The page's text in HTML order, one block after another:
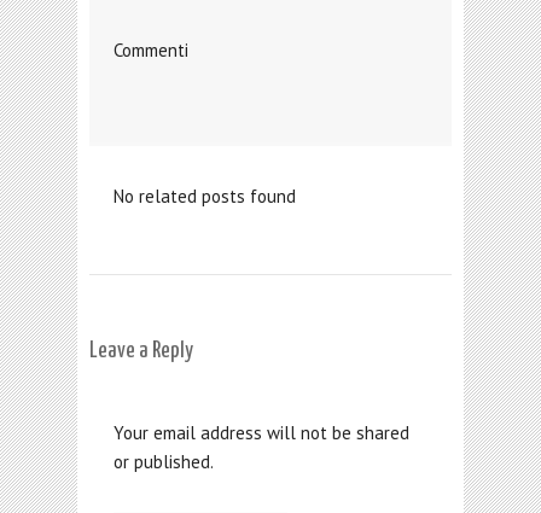
Commenti
No related posts found
Leave a Reply
Your email address will not be shared
or published.